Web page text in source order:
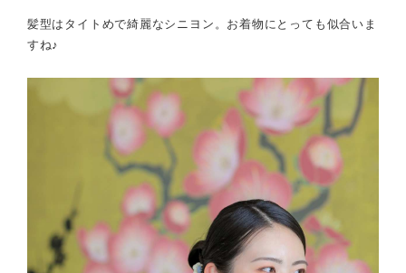
髪型はタイトめで綺麗なシニヨン。お着物にとっても似合いま
すね♪